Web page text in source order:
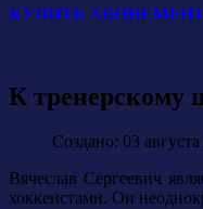
КУПИТЬ
К тренерскому
Создано: 03
Вячеслав Сергеевич
хоккеистами. Он